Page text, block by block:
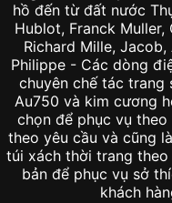
hồ đến từ đất nước
Hublot, Franck Muller,
Richard Mille,
Philippe - Các dòng
chuyên chế tác trang
Au750 và kim cương
chọn để phục vụ
theo yêu cầu và cũng
túi xách thời trang
bản để phục vụ sở
khách